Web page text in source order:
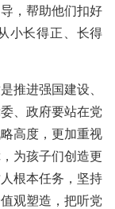
，帮助他们扣好
小长得正、长得
进强国建设、
、政府要站在党
高度，更加重视
为孩子们创造更
根本任务，坚持
观塑造，把听党